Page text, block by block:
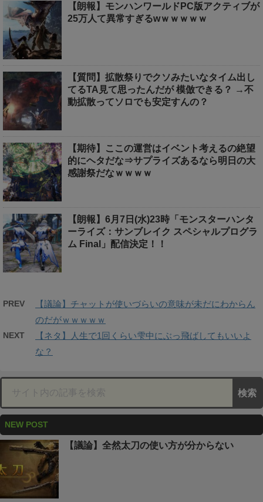
【朗報】モンハンワールドPC版アクティブが
25万人て異常すぎるwｗｗｗｗｗ
【質問】拡散祭りでクソみたいなタイム出し
てるTA見て思ったんだが 模倣できる？ →不
動拡散ってソロでも安定すんの？
【期待】ここの運営はイベント考えるの絶望
的にヘタだな⇒サプライズあるなら明日の大
感謝祭だなｗｗｗｗ
【朗報】6月7日(水)23時「モンスターハンタ
ーライズ：サンブレイク スペシャルプログラ
ム Final」配信決定！！
PREV
【議論】チャットが使いづらいの意味が未だにわからん
のだがｗｗｗｗｗ
NEXT
【ネタ】人生で1回くらい雫中にぶっ飛ばしてもいいよ
な？
NEW POST
【議論】全然太刀の使い方が分からない